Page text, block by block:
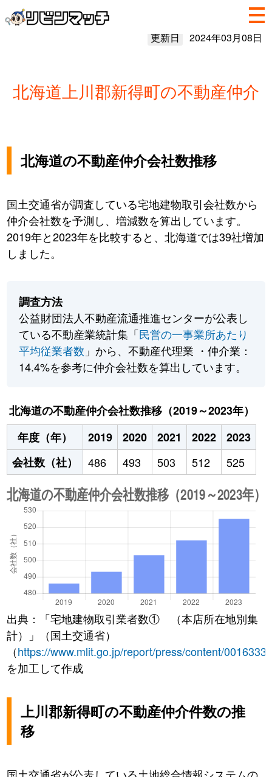
更新日 2024年03月08日
北海道上川郡新得町の不動産仲介
北海道の不動産仲介会社数推移
国土交通省が調査している宅地建物取引会社数から
仲介会社数を予測し、増減数を算出しています。
2019年と2023年を比較すると、北海道では39社増加
しました。
調査方法
公益財団法人不動産流通推進センターが公表し
ている不動産業統計集「民営の一事業所あたり
平均従業者数 」から、不動産代理業 ・仲介業：
14.4%を参考に仲介会社数を算出しています。
北海道の不動産仲介会社数推移（2019～2023年）
年度（年）
2019 2020 2021 2022
2023
会社数（社）
486 493 503 512 525
出典：「宅地建物取引業者数① （本店所在地別集
計）」（国土交通省）
（https://www.mlit.go.jp/report/press/content/
を加工して作成
上川郡新得町の不動産仲介件数の推
移